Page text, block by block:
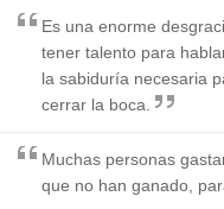
Es una enorme
tener talento para
la sabiduría necesaria
cerrar la boca.
Muchas personas
que no han ganado,